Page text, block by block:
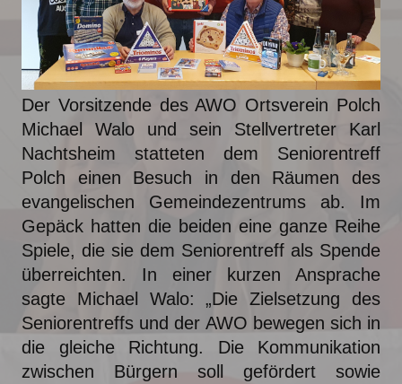
Der Vorsitzende des AWO Ortsverein Polch
Michael Walo und sein Stellvertreter Karl
Nachtsheim statteten dem Seniorentreff
Polch einen Besuch in den Räumen des
evangelischen Gemeindezentrums ab. Im
Gepäck hatten die beiden eine ganze Reihe
Spiele, die sie dem Seniorentreff als Spende
überreichten. In einer kurzen Ansprache
sagte Michael Walo: „Die Zielsetzung des
Seniorentreffs und der AWO bewegen sich in
die gleiche Richtung. Die Kommunikation
zwischen Bürgern soll gefördert sowie